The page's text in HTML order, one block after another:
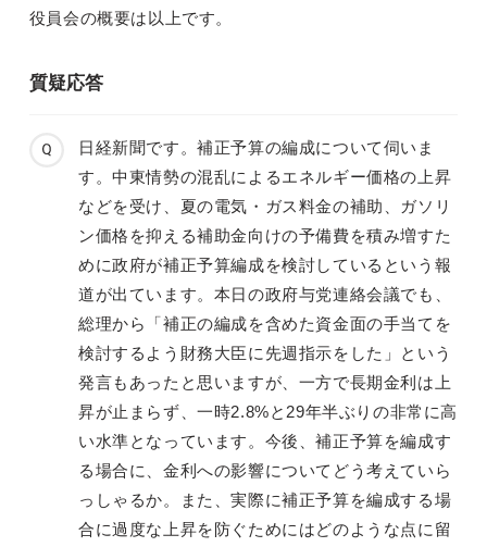
役員会の概要は以上です。
質疑応答
日経新聞です。補正予算の編成について伺いま
す。中東情勢の混乱によるエネルギー価格の上昇
などを受け、夏の電気・ガス料金の補助、ガソリ
ン価格を抑える補助金向けの予備費を積み増すた
めに政府が補正予算編成を検討しているという報
道が出ています。本日の政府与党連絡会議でも、
総理から「補正の編成を含めた資金面の手当てを
検討するよう財務大臣に先週指示をした」という
発言もあったと思いますが、一方で長期金利は上
昇が止まらず、一時2.8%と29年半ぶりの非常に高
い水準となっています。今後、補正予算を編成す
る場合に、金利への影響についてどう考えていら
っしゃるか。また、実際に補正予算を編成する場
合に過度な上昇を防ぐためにはどのような点に留